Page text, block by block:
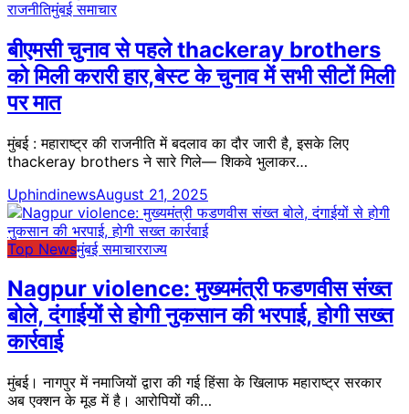
राजनीतिमुंबई समाचार
बीएमसी चुनाव से पहले thackeray brothers
को मिली करारी हार,बेस्ट के चुनाव में सभी सीटों मिली
पर मात
मुंबई : महाराष्ट्र की राजनीति में बदलाव का दौर जारी है, इसके लिए
thackeray brothers ने सारे गिले— शिकवे भुलाकर…
UphindinewsAugust 21, 2025
Top Newsमुंबई समाचारराज्य
Nagpur violence: मुख्यमंत्री फडणवीस संख्त
बोले, दंगाईयों से होगी नुकसान की भरपाई, होगी सख्त
कार्रवाई
मुंबई। नागपुर में नमाजियों द्वारा की गई हिंसा के खिलाफ महाराष्ट्र सरकार
अब एक्शन के मूड में है। आरोपियों की…